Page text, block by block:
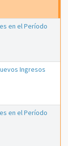
en el Período
Ingresos
en el Período